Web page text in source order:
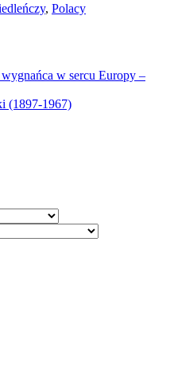
, Polacy
w sercu Europy –
(1897-1967)